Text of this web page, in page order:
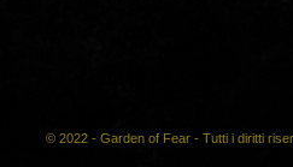
© 2022 - Garden of Fear - Tutti i diritti